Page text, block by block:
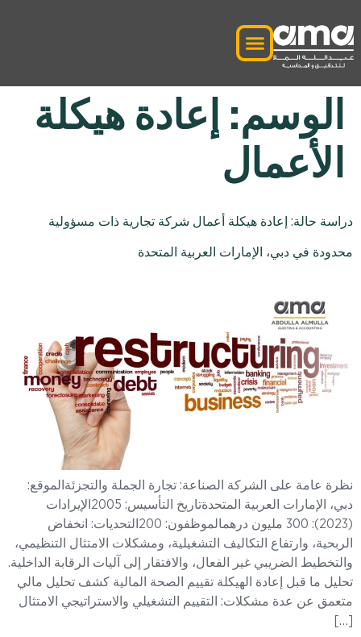
الوسم:
إعادة هيكلة
الأعمال
دراسة حالة: إعادة هيكلة أعمال شركة تجارية ذات مسؤولية
محدودة في دبي، الإمارات العربية المتحدة
نظرة عامة على الشركة الصناعة: تجارة الجملة والتجزئةالموقع:
دبي، الإمارات العربية المتحدةتاريخ التأسيس: 2005الإيرادات
(2023): 300 مليون درهمالموظفون: 200التحديات: انخفاض
الربحية، وارتفاع التكاليف التشغيلية، ومشكلات الامتثال التنظيمي،
والتخطيط الضريبي غير الفعال، والافتقار إلى آليات الرقابة الداخلية.
تحليل ما قبل إعادة الهيكلة تقييم الصحة المالية كشف تحليل مالي
متعمق عن عدة مشكلات: التقييم التشغيلي والاستراتيجي الامتثال
[…]